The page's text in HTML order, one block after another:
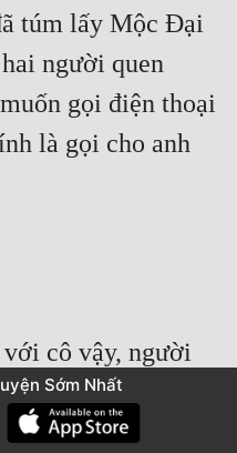
túm lấy Mộc Đại
người quen
gọi điện thoại
là gọi cho anh
cô vậy, người
Sớm Nhất